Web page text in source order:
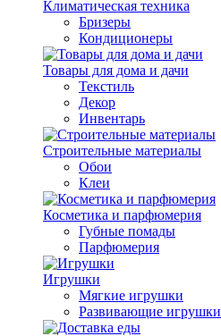
Климатическая техника
Бризеры
Кондиционеры
Товары для дома и дачи
Текстиль
Декор
Инвентарь
Строительные материалы
Обои
Клеи
Косметика и парфюмерия
Губные помады
Парфюмерия
Игрушки
Мягкие игрушки
Развивающие игрушки